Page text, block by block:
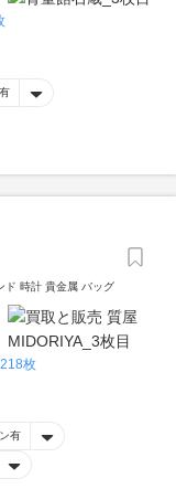
ド 時計 貴金属 バッグ
218枚
有